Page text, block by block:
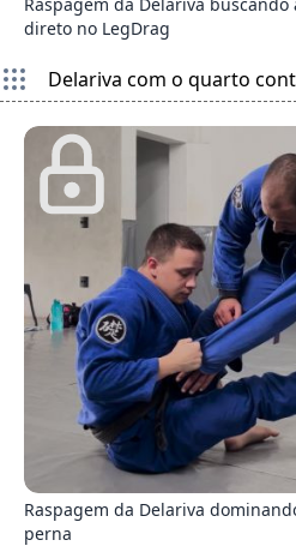
direto no LegDrag
Delariva com o quarto
Raspagem da Delariva
perna